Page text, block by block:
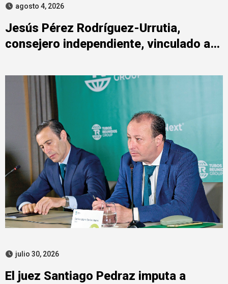
agosto 4, 2026
Jesús Pérez Rodríguez-Urrutia,
consejero independiente, vinculado a
Reunidos
julio 30, 2026
El juez Santiago Pedraz imputa a